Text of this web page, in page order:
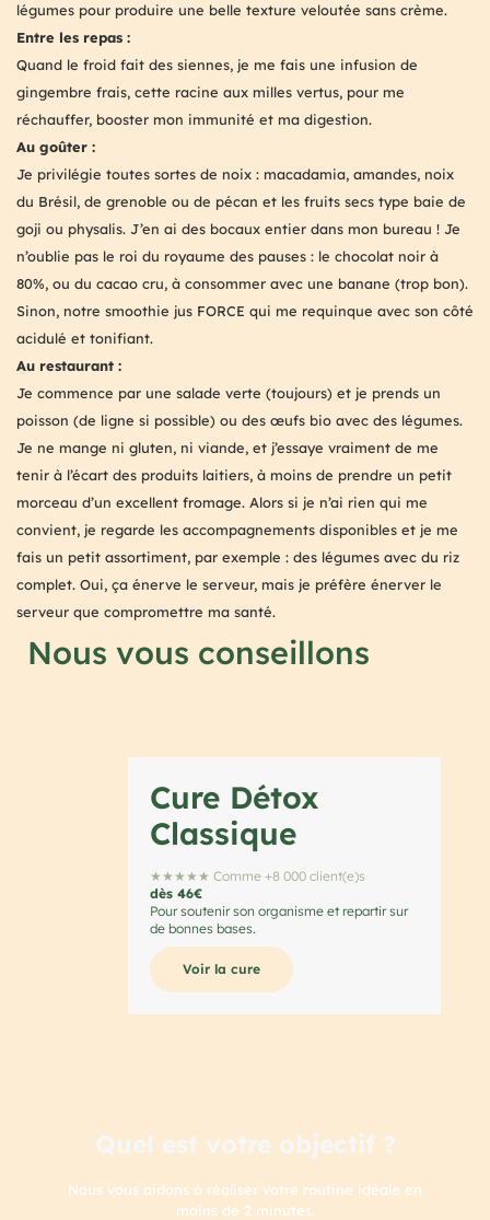
légumes pour produire une belle texture veloutée sans crème.
Entre les repas :
Quand le froid fait des siennes, je me fais une infusion de
gingembre frais, cette racine aux milles vertus, pour me
réchauffer, booster mon immunité et ma digestion.
Au goûter :
Je privilégie toutes sortes de noix : macadamia, amandes, noix
du Brésil, de grenoble ou de pécan et les fruits secs type baie de
goji ou physalis. J’en ai des bocaux entier dans mon bureau ! Je
n’oublie pas le roi du royaume des pauses : le chocolat noir à
80%, ou du cacao cru, à consommer avec une banane (trop bon).
Sinon, notre smoothie jus FORCE qui me requinque avec son côté
acidulé et tonifiant.
Au restaurant :
Je commence par une salade verte (toujours) et je prends un
poisson (de ligne si possible) ou des œufs bio avec des légumes.
Je ne mange ni gluten, ni viande, et j’essaye vraiment de me
tenir à l’écart des produits laitiers, à moins de prendre un petit
morceau d’un excellent fromage. Alors si je n’ai rien qui me
convient, je regarde les accompagnements disponibles et je me
fais un petit assortiment, par exemple : des légumes avec du riz
complet. Oui, ça énerve le serveur, mais je préfère énerver le
serveur que compromettre ma santé.
Nous vous conseillons
Cure Détox
Classique
★★★★★ Comme +8 000 client(e)s
dès 46€
Pour soutenir son organisme et repartir sur
de bonnes bases.
Voir la cure
Quel est votre objectif ?
Nous vous aidons à réaliser votre routine idéale en
moins de 2 minutes.